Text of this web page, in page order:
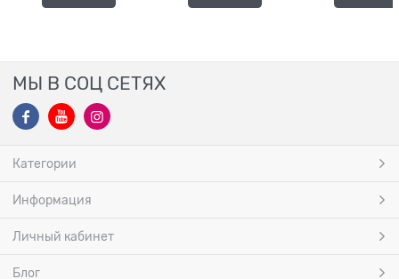
МЫ В СОЦ СЕТЯХ
Категории
Информация
Личный кабинет
Блог